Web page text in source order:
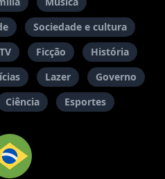
Sociedade e cultura
Ficção
História
Lazer
Governo
Ciência Esportes